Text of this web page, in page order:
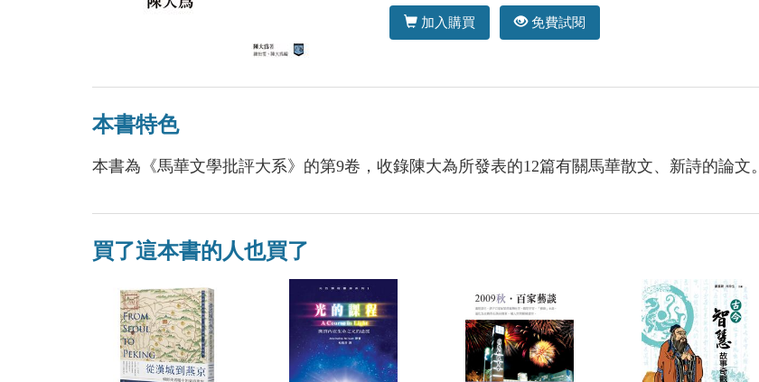
加入購買 免費試閱
本書特色
本書為《馬華文學批評大系》的第9卷，收錄陳大為所發表的12篇有關馬華散文、新詩的論文。
買了這本書的人也買了